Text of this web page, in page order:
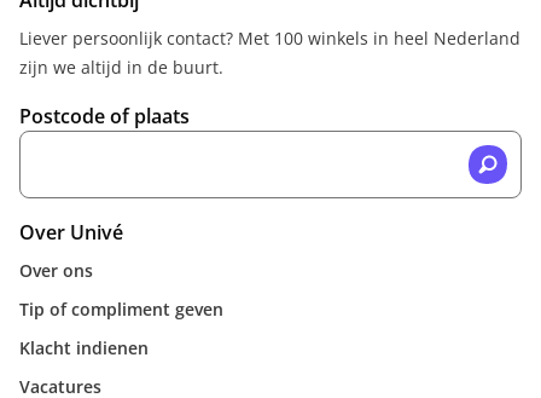
Liever persoonlijk contact? Met 100 winkels in heel Nederland
zijn we altijd in de buurt.
Postcode of plaats
Over Univé
Over ons
Tip of compliment geven
Klacht indienen
Vacatures